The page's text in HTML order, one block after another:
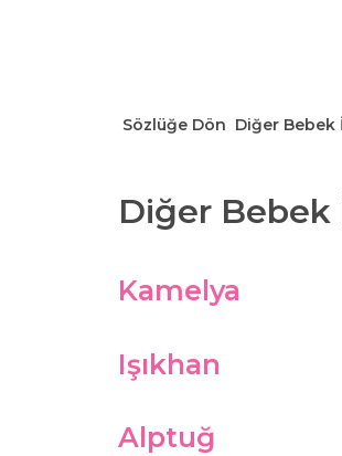
Sözlüğe Dön Diğer Bebek
Diğer Bebek
Kamelya
Işıkhan
Alptuğ